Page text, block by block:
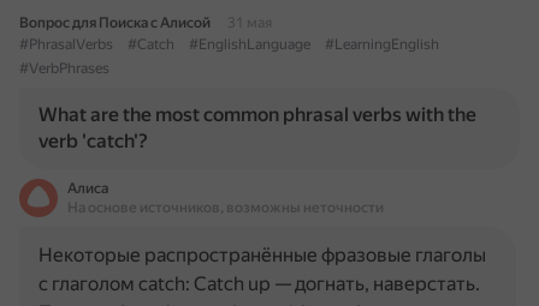
Вопрос для Поиска с Алисой
31 мая
#PhrasalVerbs
#Catch #EnglishLanguage
#LearningEnglish
#VerbPhrases
What are the most common phrasal verbs with the
verb 'catch'?
Алиса
На основе источников, возможны неточности
Некоторые распространённые фразовые глаголы
с глаголом catch: Catch up — догнать, наверстать.